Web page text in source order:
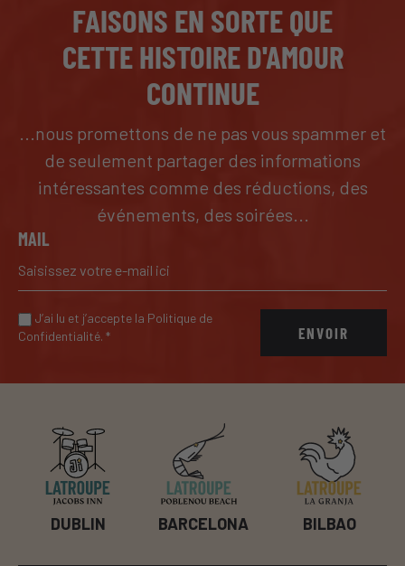
FAISONS EN SORTE QUE
CETTE HISTOIRE D'AMOUR
CONTINUE
...nous promettons de ne pas vous spammer et
de seulement partager des informations
intéressantes comme des réductions, des
événements, des soirées...
MAIL
ENVOIR
J’ai lu et j’accepte la Politique de
Confidentialité. *
DUBLIN BARCELONA BILBAO